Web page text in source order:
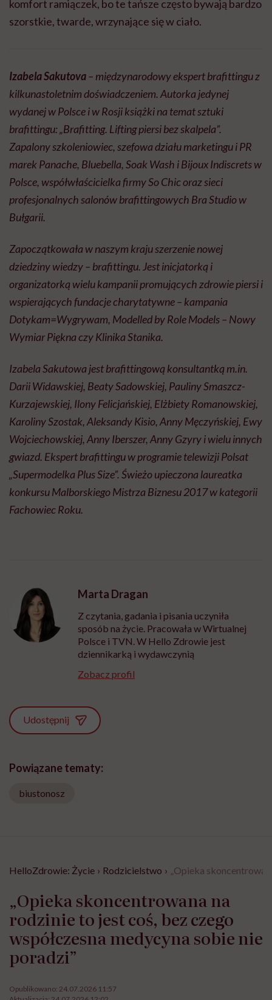
komfort ramiączek, bo te tańsze często bywają bardzo
szorstkie, twarde, wrzynające się w ciało.
Izabela Sakutova– międzynarodowy ekspert brafittingu z
kilkunastoletnim doświadczeniem. Autorka jedynej
wydanej w Polsce i w Rosji książki na temat sztuki
brafittingu: „Brafitting. Lifting piersi bez skalpela”.
Zapalony szkoleniowiec, szefowa działu marketingu i PR
marek Panache, Bluebella, Soak Wash i Bijoux Indiscrets w
Polsce, współwłaścicielka firmy So Chic oraz sieci
profesjonalnych salonów brafittingowych Bra Studio w
Bułgarii.
Zapoczątkowała w naszym kraju szerzenie nowej
dziedziny wiedzy – brafittingu. Jest inicjatorką i
organizatorką wielu kampanii promujących zdrowie piersi i
wspierających fundacje charytatywne – kampania
Dotykam=Wygrywam, Modelled by Role Models – Nowy
Wymiar Piękna czy Klinika Stanika.
Izabela Sakutowa jest brafittingową konsultantką m.in.
Darii Widawskiej, Beaty Sadowskiej, Pauliny Smaszcz-
Kurzajewskiej, Ilony Felicjańskiej, Elżbiety Romanowskiej,
Karoliny Szostak, Aleksandy Kisio, Anny Męczyńskiej, Ewy
Wojciechowskiej, Anny Iberszer, Anny Gzyry i wielu innych
gwiazd. Ekspert brafittingu w programie telewizji Polsat
„Supermodelka Plus Size”. Świeżo upieczona laureatka
konkursu Malborskiego Mistrza Biznesu 2017 w kategorii
Fachowiec Roku.
Marta Dragan
Z czytania, gadania i pisania uczyniła
sposób na życie. Pracowała w Wirtualnej
Polsce i TVN. W Hello Zdrowie jest
dziennikarką i wydawczynią
Zobacz profil
Udostępnij
Powiązane tematy:
biustonosz
HelloZdrowie: Życie › Rodzicielstwo › „Opieka
„Opieka skoncentrowana na
rodzinie to jest coś, bez czego
współczesna medycyna sobie nie
poradzi”
Opublikowano: 24.07.2026 11:57